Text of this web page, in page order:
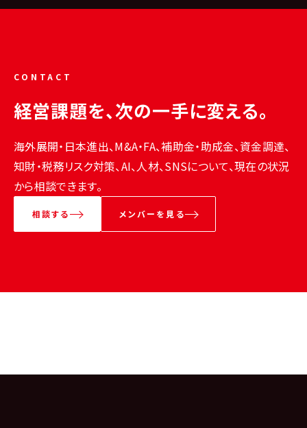
CONTACT
経営課題を、次の一手に変える。
海外展開・日本進出、M&A・FA、補助金・助成金、資金調達、
知財・税務リスク対策、AI、人材、SNSについて、現在の状況
から相談できます。
相談する メンバーを見る